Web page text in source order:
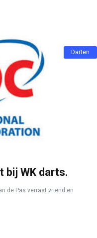
Darten
bij WK darts.
de Pas verrast vriend en